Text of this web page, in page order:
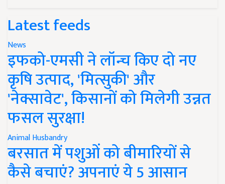
Latest feeds
News
इफको-एमसी ने लॉन्च किए दो नए
कृषि उत्पाद, 'मित्सुकी' और
'नेक्सावेट', किसानों को मिलेगी उन्नत
फसल सुरक्षा!
Animal Husbandry
बरसात में पशुओं को बीमारियों से
कैसे बचाएं? अपनाएं ये 5 आसान